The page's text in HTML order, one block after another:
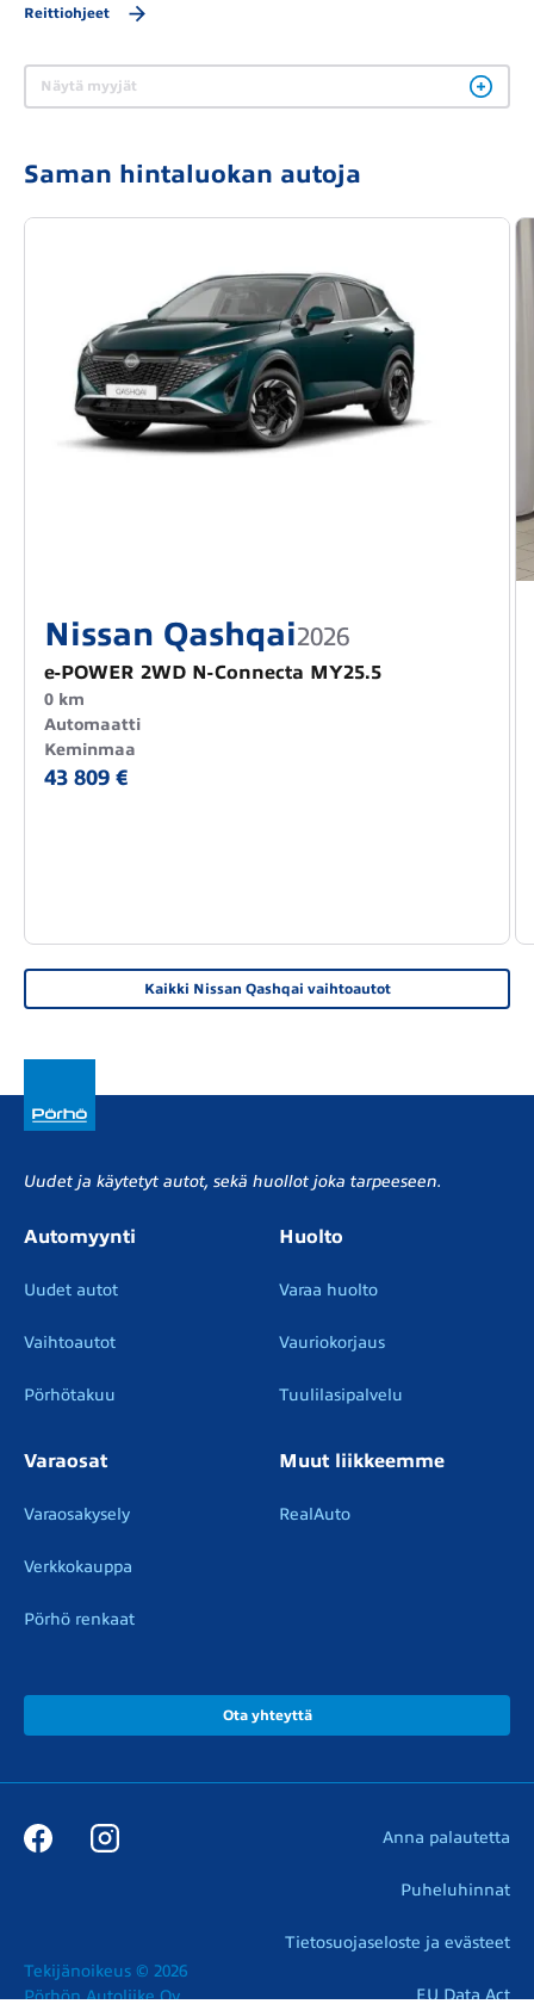
Reittiohjeet
Näytä myyjät
Saman hintaluokan autoja
Nissan Qashqai2026
e-POWER 2WD N-Connecta MY25.5
0 km
Automaatti
Keminmaa
43 809 €
Kaikki Nissan Qashqai vaihtoautot
Uudet ja käytetyt autot, sekä huollot joka tarpeeseen.
Automyynti
Uudet autot
Vaihtoautot
Pörhötakuu
Huolto
Varaa huolto
Vauriokorjaus
Tuulilasipalvelu
Varaosat
Varaosakysely
Verkkokauppa
Pörhö renkaat
Muut liikkeemme
RealAuto
Ota yhteyttä
Tekijänoikeus © 2026
Pörhön Autoliike Oy
Anna palautetta
Puheluhinnat
Tietosuojaseloste ja evästeet
EU Data Act